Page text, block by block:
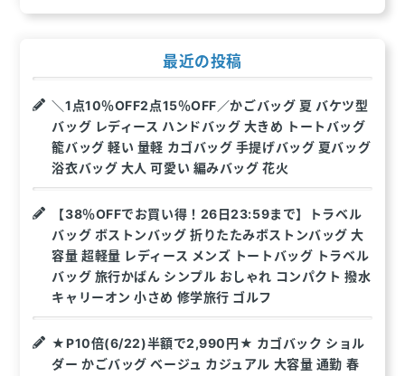
最近の投稿
＼1点10％OFF2点15％OFF／かごバッグ 夏 バケツ型
バッグ レディース ハンドバッグ 大きめ トートバッグ
籠バッグ 軽い 量軽 カゴバッグ 手提げバッグ 夏バッグ
浴衣バッグ 大人 可愛い 編みバッグ 花火
【38％OFFでお買い得！26日23:59まで】トラベル
バッグ ボストンバッグ 折りたたみボストンバッグ 大
容量 超軽量 レディース メンズ トートバッグ トラベル
バッグ 旅行かばん シンプル おしゃれ コンパクト 撥水
キャリーオン 小さめ 修学旅行 ゴルフ
★P10倍(6/22)半額で2,990円★ カゴバック ショル
ダー かごバッグ ベージュ カジュアル 大容量 通勤 春